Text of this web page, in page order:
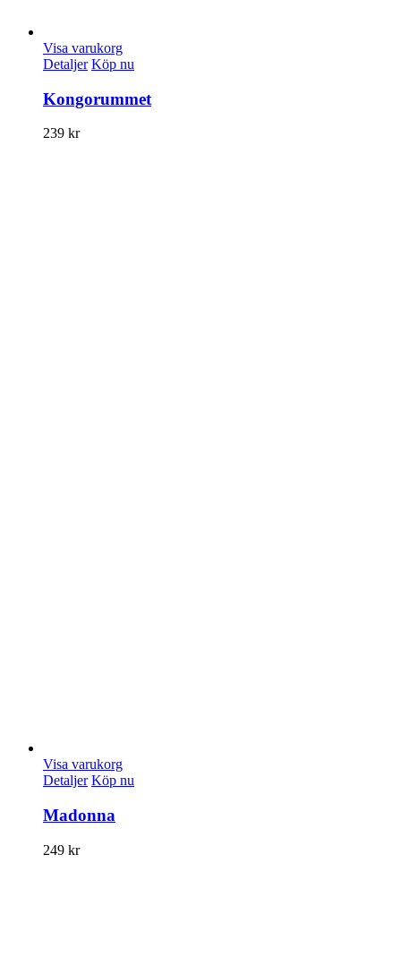
Visa varukorg
Detaljer Köp nu
Kongorummet
239 kr
Visa varukorg
Detaljer Köp nu
Madonna
249 kr